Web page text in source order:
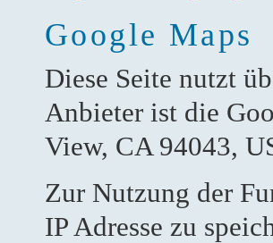
Google Maps
Diese Seite nutzt
Anbieter ist die
View, CA 94043,
Zur Nutzung der
IP Adresse zu